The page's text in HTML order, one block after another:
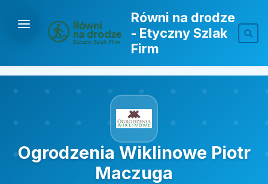
Równi na drodze
- Etyczny Szlak
Firm
Ogrodzenia Wiklinowe Piotr
Maczuga